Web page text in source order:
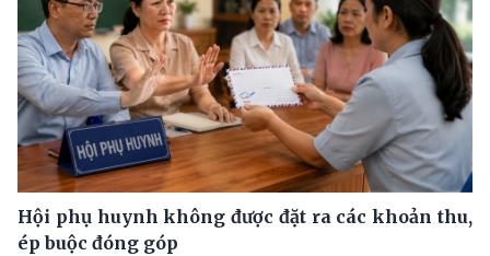
Hội phụ huynh không được đặt ra các khoản thu,
ép buộc đóng góp